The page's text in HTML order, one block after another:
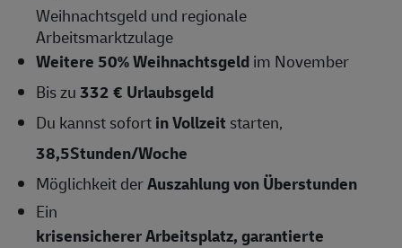
Weihnachtsgeld und regionale
Arbeitsmarktzulage
Weitere 50% Weihnachtsgeldim November
Bis zu332 € Urlaubsgeld
Du kannst sofortin Vollzeit starten,
38,5Stunden/Woche
Möglichkeit derAuszahlung von Überstunden
Ein
krisensicherer Arbeitsplatz, garantierte